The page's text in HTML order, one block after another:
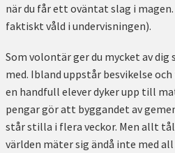
när du får ett oväntat slag i
faktiskt våld i undervisningen).
Som volontär ger du mycket av
med. Ibland uppstår besvikelse
en handfull elever dyker upp till
pengar gör att byggandet av
står stilla i flera veckor. Men allt
världen mäter sig ändå inte med